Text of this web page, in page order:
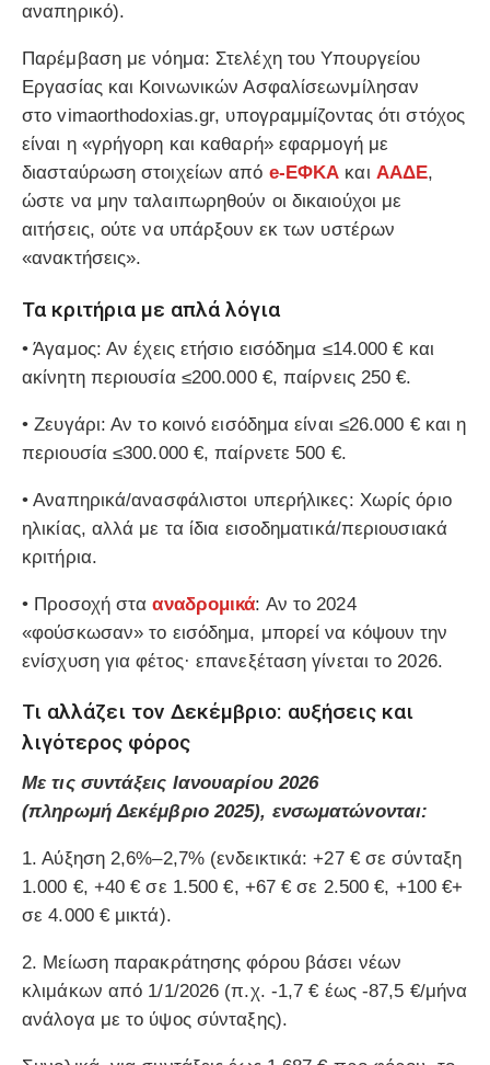
αναπηρικό).
Παρέμβαση με νόημα: Στελέχη τουΥπουργείου
Εργασίας και Κοινωνικών Ασφαλίσεωνμίλησαν
στοvimaorthodoxias.gr, υπογραμμίζοντας ότι στόχος
είναι η «γρήγορη και καθαρή» εφαρμογή με
διασταύρωση στοιχείων από e-ΕΦΚΑ και ΑΑΔΕ,
ώστε να μην ταλαιπωρηθούν οι δικαιούχοι με
αιτήσεις, ούτε να υπάρξουν εκ των υστέρων
«ανακτήσεις».
Τα κριτήρια με απλά λόγια
•Άγαμος: Αν έχεις ετήσιο εισόδημα ≤14.000 € και
ακίνητη περιουσία ≤200.000 €, παίρνεις 250 €.
•Ζευγάρι: Αν το κοινό εισόδημα είναι ≤26.000 €και η
περιουσία ≤300.000 €, παίρνετε 500 €.
•Αναπηρικά/ανασφάλιστοι υπερήλικες: Χωρίς όριο
ηλικίας, αλλά με τα ίδια εισοδηματικά/περιουσιακά
κριτήρια.
• Προσοχή στααναδρομικά: Αν το 2024
«φούσκωσαν» το εισόδημα, μπορεί να κόψουν την
ενίσχυση για φέτος· επανεξέταση γίνεται το 2026.
Τι αλλάζει τον Δεκέμβριο: αυξήσεις και
λιγότερος φόρος
Με τις συντάξεις Ιανουαρίου 2026
(πληρωμήΔεκέμβριο 2025), ενσωματώνονται:
1.Αύξηση 2,6%–2,7%(ενδεικτικά: +27 € σε σύνταξη
1.000 €, +40 € σε 1.500 €, +67 € σε 2.500 €, +100 €+
σε 4.000 € μικτά).
2. Μείωση παρακράτησης φόρουβάσει νέων
κλιμάκων από 1/1/2026 (π.χ. -1,7 € έως -87,5 €/μήνα
ανάλογα με το ύψος σύνταξης).